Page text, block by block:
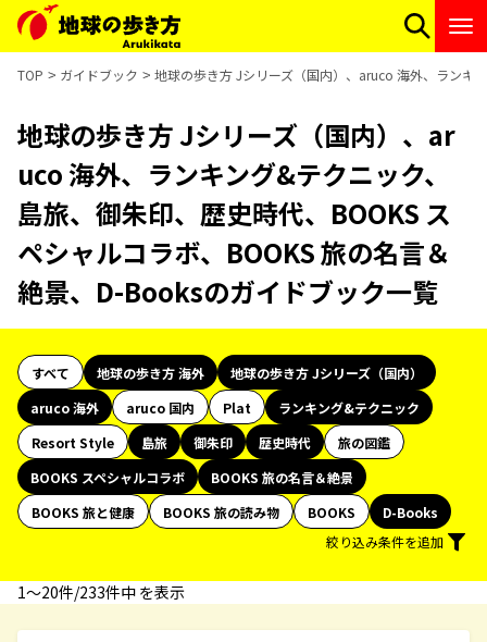
TOP ガイドブック 地球の歩き方 Jシリーズ（国内）、aruco 海外、ランキ
地球の歩き方 Jシリーズ（国内）、ar
uco 海外、ランキング&テクニック、
島旅、御朱印、歴史時代、BOOKS ス
ペシャルコラボ、BOOKS 旅の名言＆
絶景、D-Booksのガイドブック一覧
すべて 地球の歩き方 海外
地球の歩き方 Jシリーズ（国内）
aruco 海外
aruco 国内 Plat
ランキング&テクニック
Resort Style
島旅 御朱印 歴史時代
旅の図鑑
BOOKS スペシャルコラボ
BOOKS 旅の名言＆絶景
BOOKS 旅と健康
BOOKS 旅の読み物 BOOKS
D-Books
絞り込み条件を追加
1〜20件/233件中 を表示